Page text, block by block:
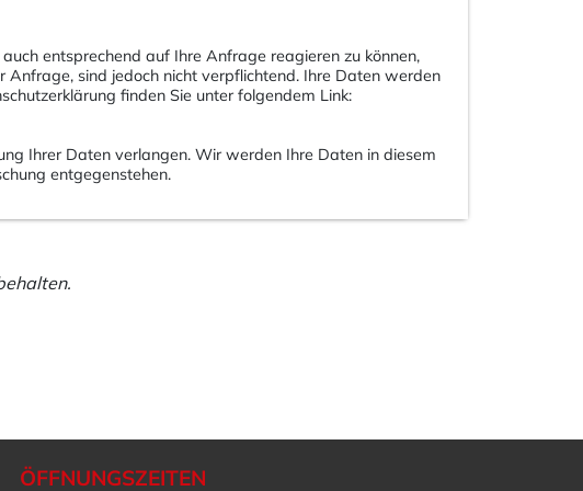
entsprechend auf Ihre Anfrage reagieren zu können,
sind jedoch nicht verpflichtend. Ihre Daten werden
finden Sie unter folgendem Link:
Ihrer Daten verlangen. Wir werden Ihre Daten in diesem
entgegenstehen.
ÖFFNUNGSZEITEN